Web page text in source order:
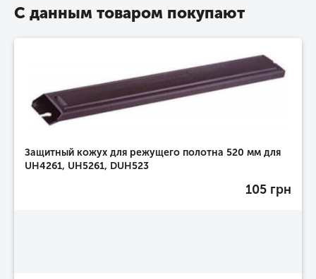
С данным товаром покупают
Защитный кожух для режущего полотна 520 мм для
UH4261, UH5261, DUH523
105 грн